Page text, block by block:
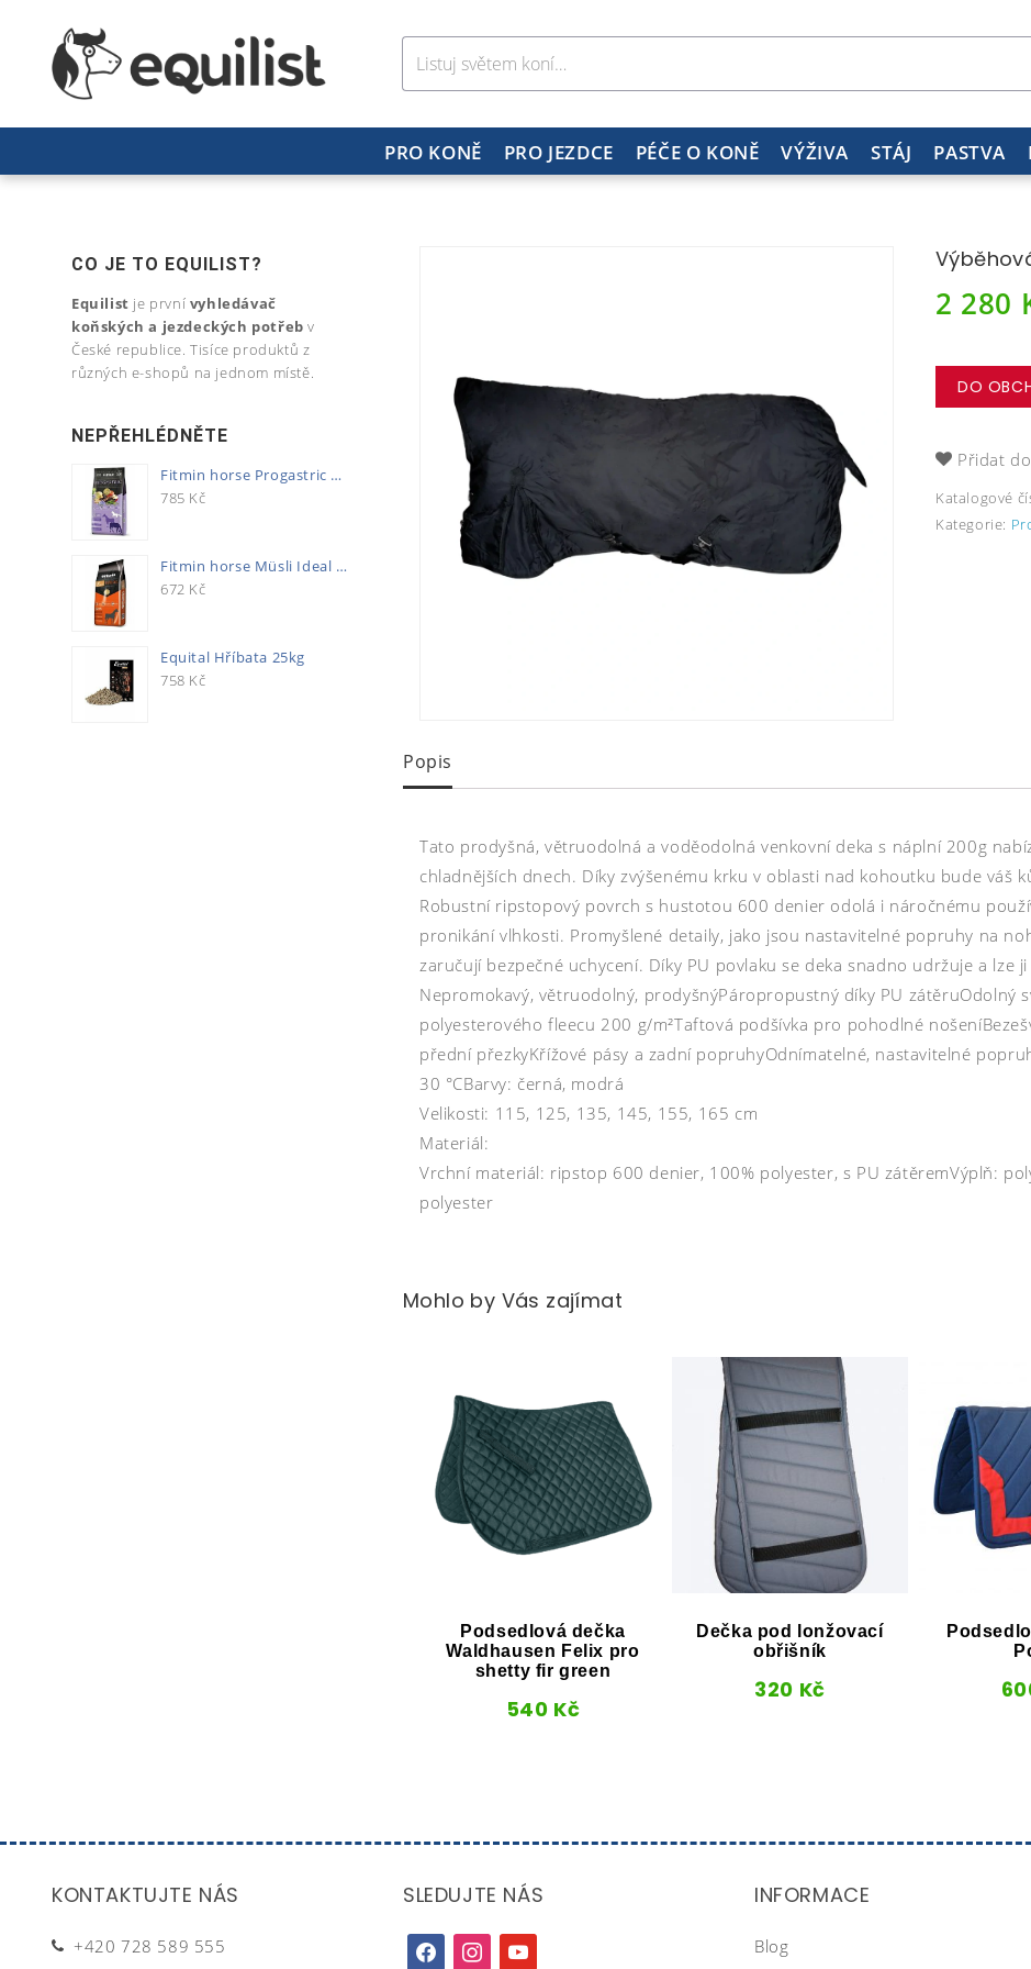
PRO KONĚ PRO JEZDCE PÉČE O KONĚ VÝŽIVA STÁJ PASTVA
2 280
DO
Přidat
Katalogové
Kategorie:
Popis
Tato prodyšná, větruodolná a voděodolná venkovní deka s náplní 200g
chladnějších dnech. Díky zvýšenému krku v oblasti nad kohoutku bude váš
Robustní ripstopový povrch s hustotou 600 denier odolá i náročnému
pronikání vlhkosti. Promyšlené detaily, jako jsou nastavitelné popruhy na
zaručují bezpečné uchycení. Díky PU povlaku se deka snadno udržuje a lze
Nepromokavý, větruodolný, prodyšnýPáropropustný díky PU zátěruOdolný
polyesterového fleecu 200 g/m²Taftová podšívka pro pohodlné
přední přezkyKřížové pásy a zadní popruhyOdnímatelné, nastavitelné
30 °CBarvy: černá, modrá
Velikosti: 115, 125, 135, 145, 155, 165 cm
Materiál:
Vrchní materiál: ripstop 600 denier, 100% polyester, s PU zátěremVýplň:
polyester
Mohlo by Vás zajímat
Podsedlová dečka
Waldhausen Felix pro
shetty fir green
540 Kč
Dečka pod lonžovací
obřišník
320 Kč
CO JE TO EQUILIST?
Equilist je první vyhledávač
koňských a jezdeckých potřeb v
České republice. Tisíce produktů z
různých e-shopů na jednom místě.
NEPŘEHLÉDNĚTE
Fitmin horse Progastric 20kg
785 Kč
Fitmin horse Müsli Ideal 20kg
672 Kč
Equital Hříbata 25kg
758 Kč
KONTAKTUJTE NÁS
+420 728 589 555
SLEDUJTE NÁS
facebookinstagramyoutube
INFORMACE
Blog